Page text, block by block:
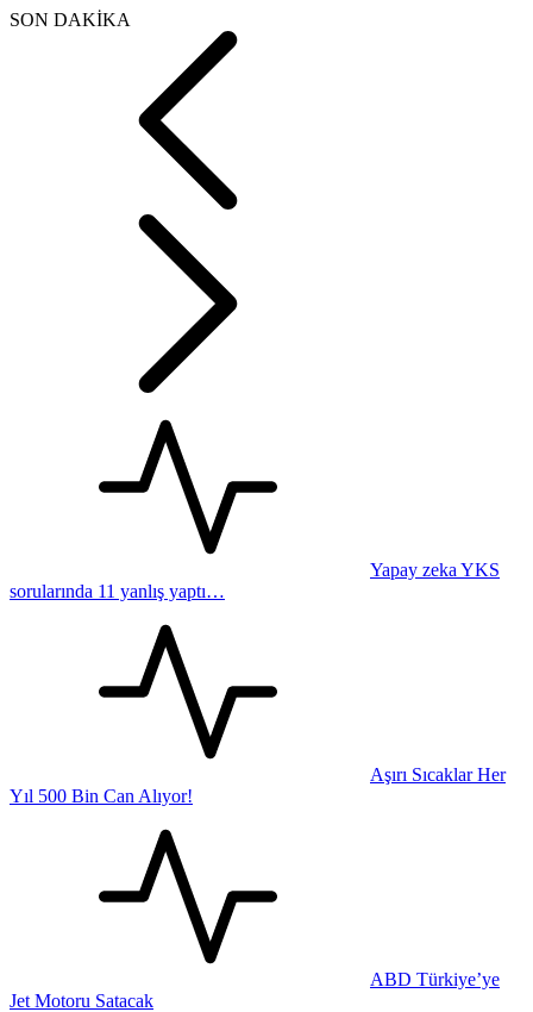
SON DAKİKA
Yapay zeka YKS
sorularında 11 yanlış yaptı…
Aşırı Sıcaklar Her
Yıl 500 Bin Can Alıyor!
ABD Türkiye’ye
Jet Motoru Satacak